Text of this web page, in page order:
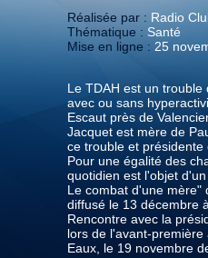
Réalisée par : Radio
Thématique : Santé
Mise en ligne : 25
Le TDAH est un
avec ou sans
Escaut près de
Jacquet est mère de
ce trouble et présidente
Pour une égalité des
quotidien est l'objet
Le combat d'une mère"
diffusé le 13 décembre
Rencontre avec la
lors de l'avant-première
Eaux, le 19 novembre